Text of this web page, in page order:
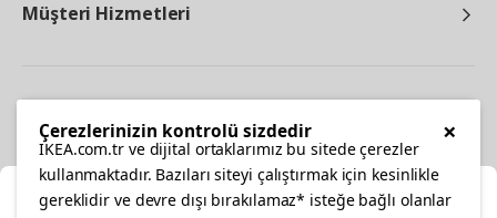
Müşteri Hizmetleri
×
Çerezlerinizin kontrolü sizdedir
IKEA.com.tr ve dijital ortaklarımız bu sitede çerezler
kullanmaktadır. Bazıları siteyi çalıştırmak için kesinlikle
gereklidir ve devre dışı bırakılamaz* isteğe bağlı olanlar